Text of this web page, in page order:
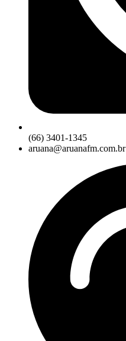
(66) 3401-1345
aruana@aruanafm.com.br